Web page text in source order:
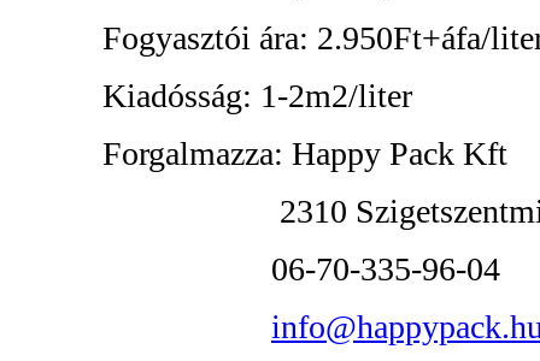
Fogyasztói ára: 2.950Ft+áfa/
Kiadósság: 1-2m2/liter
Forgalmazza: Happy Pack Kft
2310
06-70-335-96-04